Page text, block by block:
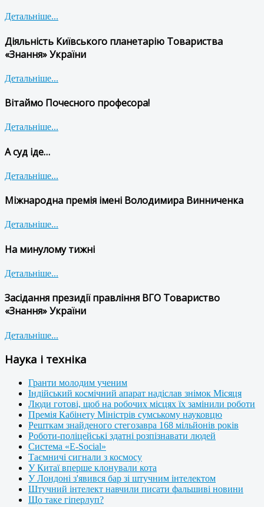
Детальніше...
Діяльність Київського планетарію Товариства
«Знання» України
Детальніше...
Вітаймо Почесного професора!
Детальніше...
А суд іде…
Детальніше...
Міжнародна премія імені Володимира Винниченка
Детальніше...
На минулому тижні
Детальніше...
Засідання президії правління ВГО Товариство
«Знання» України
Детальніше...
Наука і техніка
Гранти молодим ученим
Індійський космічний апарат надіслав знімок Місяця
Люди готові, щоб на робочих місцях їх замінили роботи
Премія Кабінету Міністрів сумському науковцю
Решткам знайденого стегозавра 168 мільйонів років
Роботи-поліцейські здатні розпізнавати людей
Система «E-Social»
Таємничі сигнали з космосу
У Китаї вперше клонували кота
У Лондоні з'явився бар зі штучним інтелектом
Штучний інтелект навчили писати фальшиві новини
Що таке гіперлуп?